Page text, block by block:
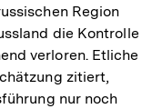
Region
die Kontrolle
verloren. Etliche
zitiert,
nur noch